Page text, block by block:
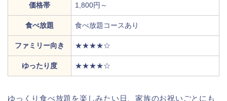
価格帯 1,800円～
食べ放題 食べ放題コースあり
ファミリー向き ★★★★☆
ゆったり度 ★★★★☆
ゆっくり食べ放題を楽しみたい日、家族のお祝いごとにも